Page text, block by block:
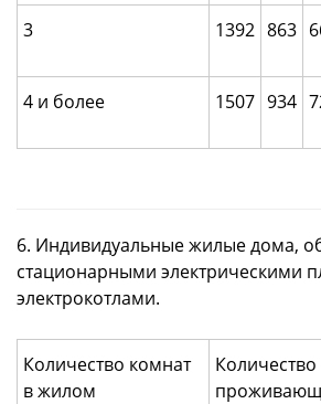
3 1392 863
4 и более 1507 934
6. Индивидуальные жилые дома,
стационарными электрическими
электрокотлами.
Количество комнат
в жилом